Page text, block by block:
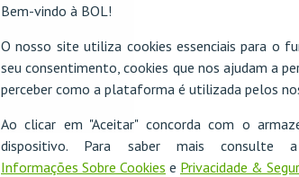
Bem-vindo à BOL!
O nosso site utiliza cookies essenciais para o
seu consentimento, cookies que nos ajudam a
perceber como a plataforma é utilizada pelos
Ao clicar em "Aceitar" concorda com o
dispositivo. Para saber mais consulte
Informações Sobre Cookies e Privacidade &